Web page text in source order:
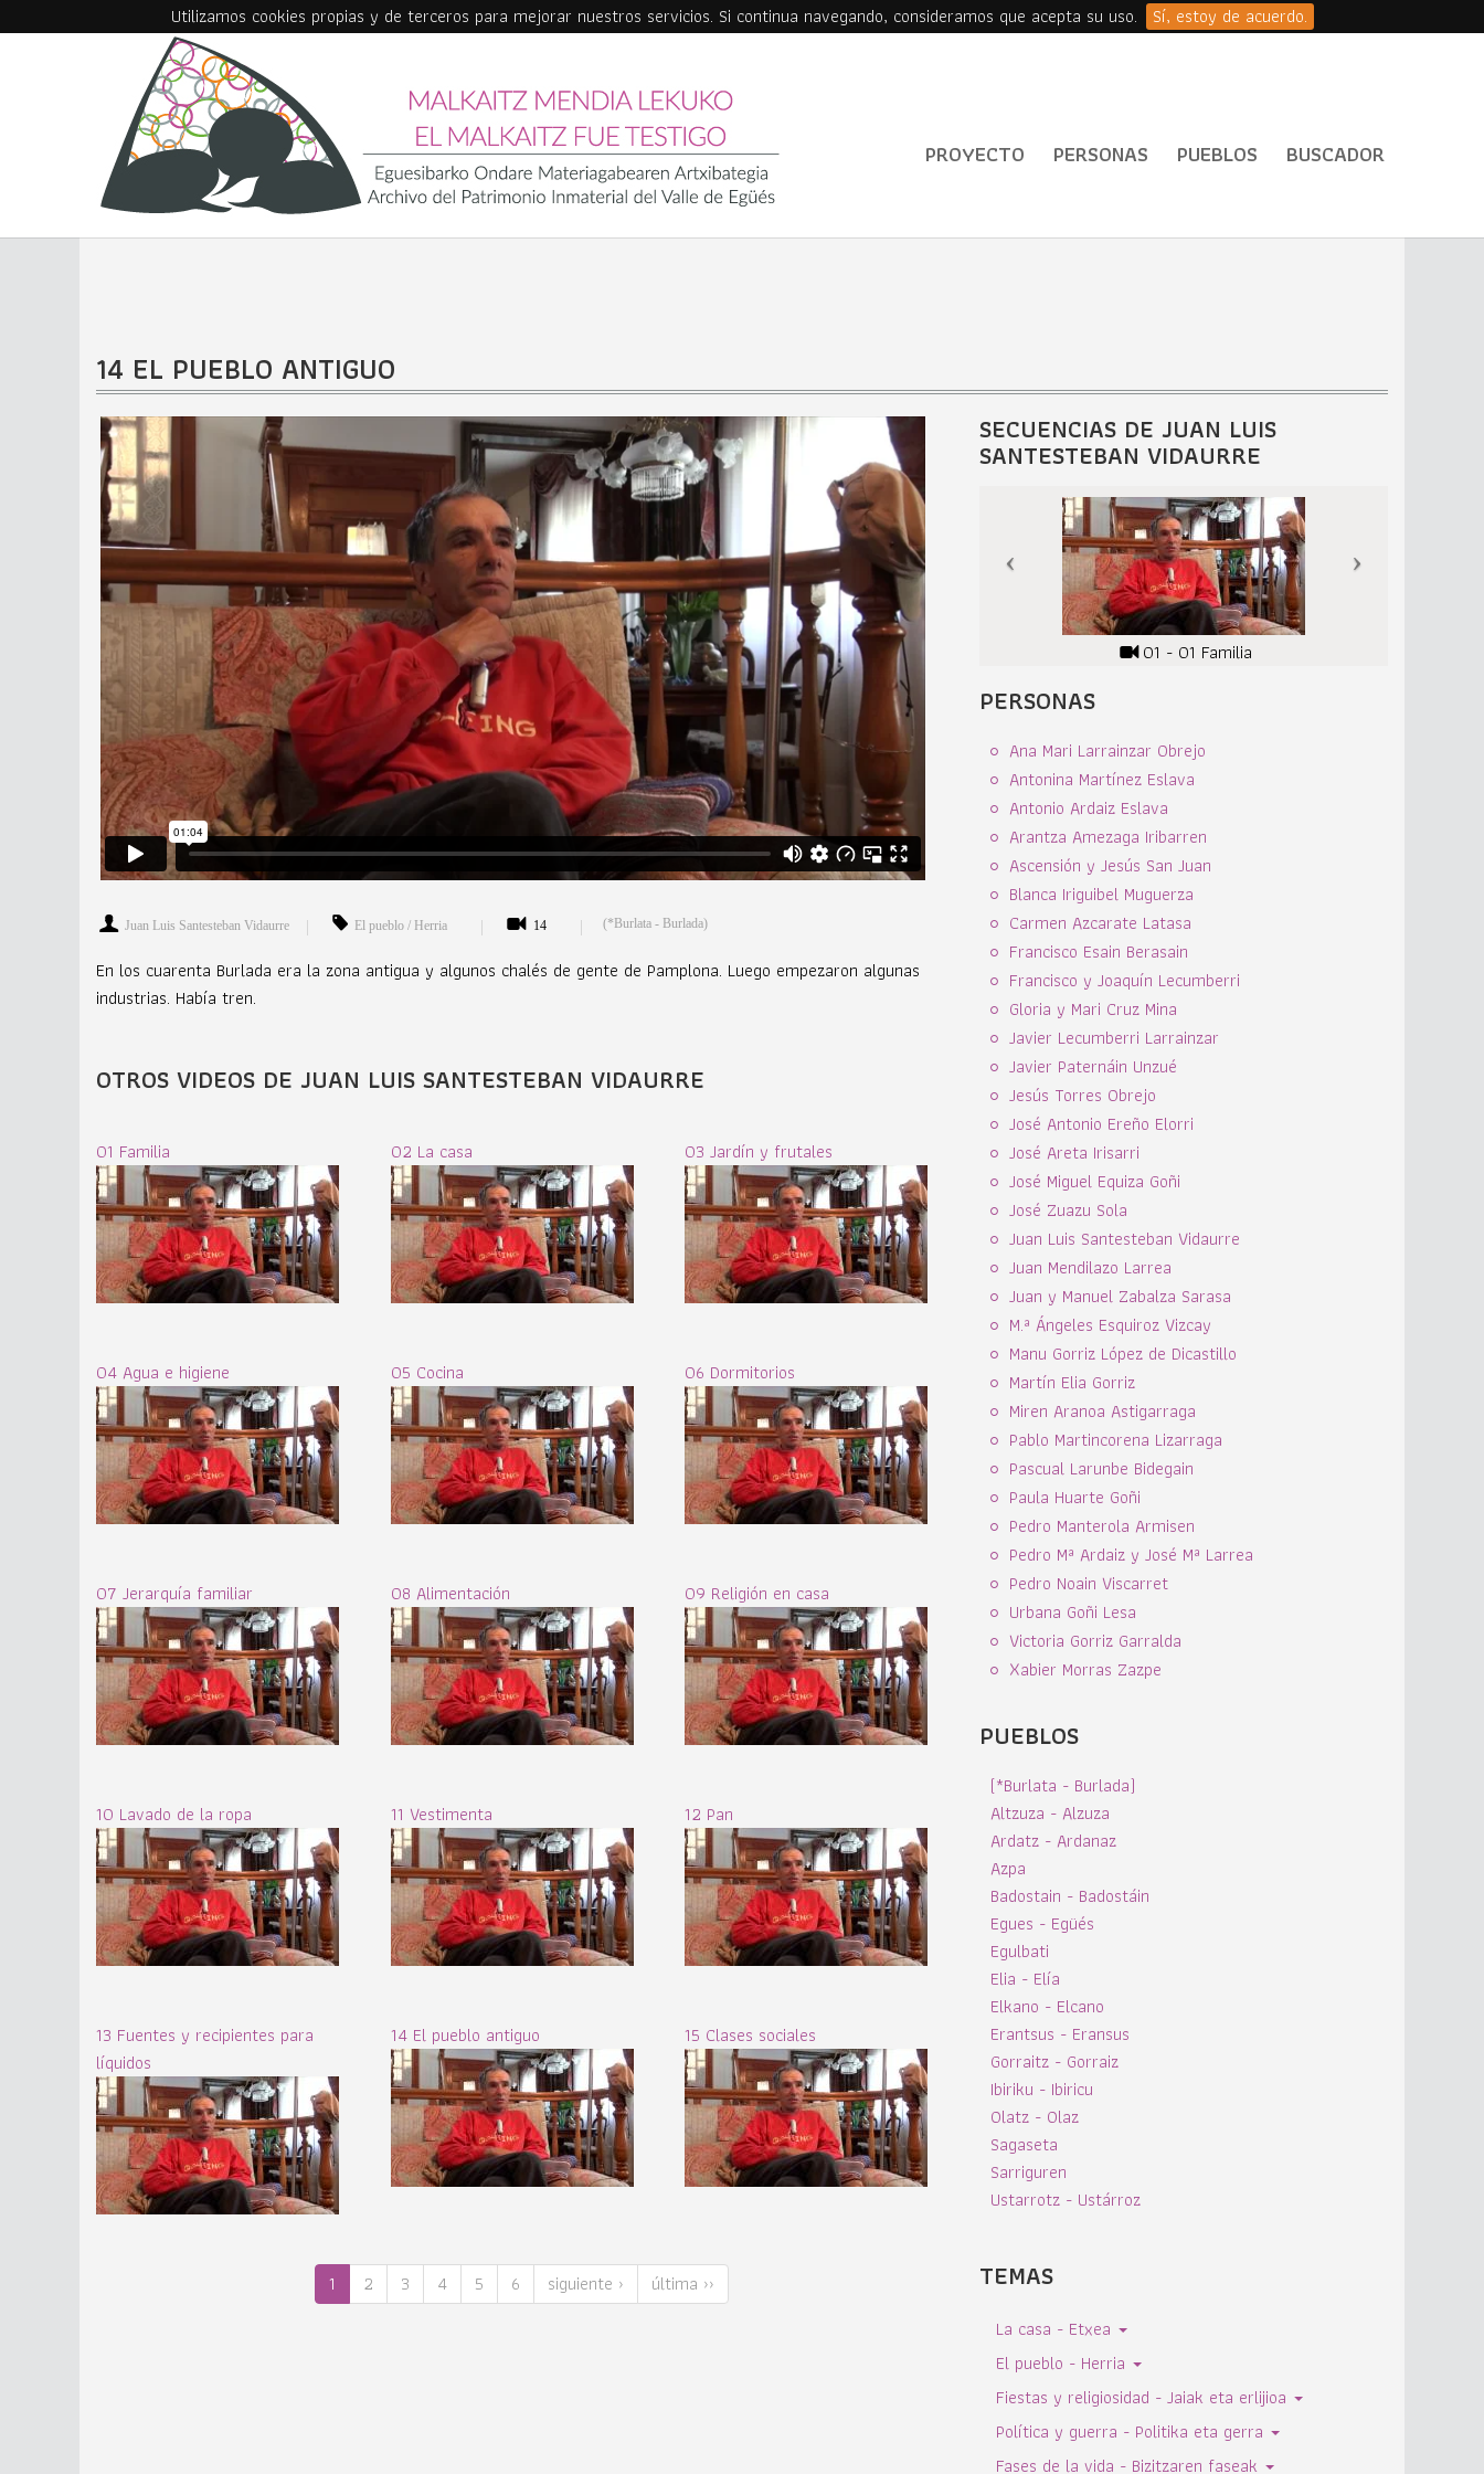
Utilizamos cookies propias y de terceros para mejorar nuestros servicios. Si continua navegando, consideramos que acepta su uso.
Sí, estoy de acuerdo.
PROYECTO PERSONAS PUEBLOS BUSCADOR
14 EL PUEBLO ANTIGUO
Juan Luis Santesteban Vidaurre El pueblo / Herria 14 (*Burlata - Burlada)
En los cuarenta Burlada era la zona antigua y algunos chalés de gente de Pamplona. Luego empezaron algunas
industrias. Había tren.
OTROS VIDEOS DE JUAN LUIS SANTESTEBAN VIDAURRE
01 Familia 02 La casa 03 Jardín y frutales
04 Agua e higiene 05 Cocina 06 Dormitorios
07 Jerarquía familiar 08 Alimentación 09 Religión en casa
10 Lavado de la ropa 11 Vestimenta 12 Pan
13 Fuentes y recipientes para
líquidos
14 El pueblo antiguo 15 Clases sociales
1 2 3 4 5 6 siguiente › última ››
SECUENCIAS DE JUAN LUIS
SANTESTEBAN VIDAURRE
01 - 01 Familia
PERSONAS
Ana Mari Larrainzar Obrejo
Antonina Martínez Eslava
Antonio Ardaiz Eslava
Arantza Amezaga Iribarren
Ascensión y Jesús San Juan
Blanca Iriguibel Muguerza
Carmen Azcarate Latasa
Francisco Esain Berasain
Francisco y Joaquín Lecumberri
Gloria y Mari Cruz Mina
Javier Lecumberri Larrainzar
Javier Paternáin Unzué
Jesús Torres Obrejo
José Antonio Ereño Elorri
José Areta Irisarri
José Miguel Equiza Goñi
José Zuazu Sola
Juan Luis Santesteban Vidaurre
Juan Mendilazo Larrea
Juan y Manuel Zabalza Sarasa
M.ª Ángeles Esquiroz Vizcay
Manu Gorriz López de Dicastillo
Martín Elia Gorriz
Miren Aranoa Astigarraga
Pablo Martincorena Lizarraga
Pascual Larunbe Bidegain
Paula Huarte Goñi
Pedro Manterola Armisen
Pedro Mª Ardaiz y José Mª Larrea
Pedro Noain Viscarret
Urbana Goñi Lesa
Victoria Gorriz Garralda
Xabier Morras Zazpe
PUEBLOS
(*Burlata - Burlada)
Altzuza - Alzuza
Ardatz - Ardanaz
Azpa
Badostain - Badostáin
Egues - Egüés
Egulbati
Elia - Elía
Elkano - Elcano
Erantsus - Eransus
Gorraitz - Gorraiz
Ibiriku - Ibiricu
Olatz - Olaz
Sagaseta
Sarriguren
Ustarrotz - Ustárroz
TEMAS
La casa - Etxea
El pueblo - Herria
Fiestas y religiosidad - Jaiak eta erlijioa
Política y guerra - Politika eta gerra
Fases de la vida - Bizitzaren faseak